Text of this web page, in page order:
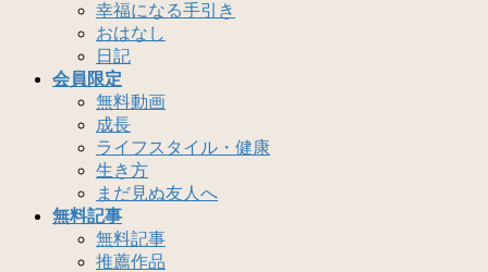
幸福になる手引き
おはなし
日記
会員限定
無料動画
成長
ライフスタイル・健康
生き方
まだ見ぬ友人へ
無料記事
無料記事
推薦作品